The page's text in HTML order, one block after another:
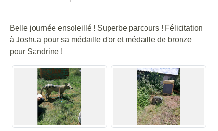
Belle journée ensoleillé ! Superbe parcours ! Félicitation
à Joshua pour sa médaille d'or et médaille de bronze
pour Sandrine !